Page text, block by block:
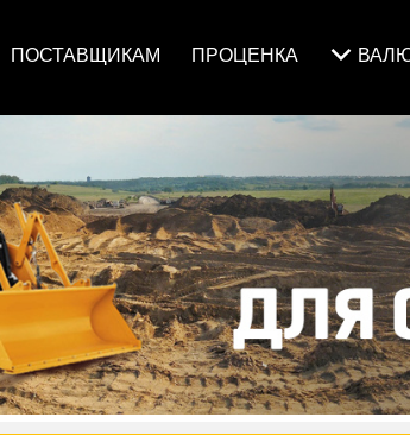
ПОСТАВЩИКАМ ПРОЦЕНКА